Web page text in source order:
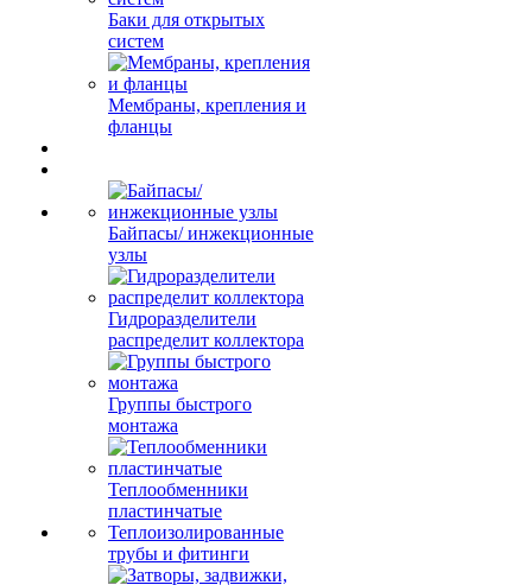
Баки для открытых
систем
Мембраны, крепления и
фланцы
Байпасы/ инжекционные
узлы
Гидроразделители
распределит коллектора
Группы быстрого
монтажа
Теплообменники
пластинчатые
Теплоизолированные
трубы и фитинги